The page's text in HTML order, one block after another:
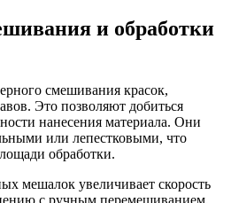
и обработки
смешивания красок,
Это позволяют добиться
нанесения материала. Они
или лепестковыми, что
обработки.
мешалок увеличивает скорость